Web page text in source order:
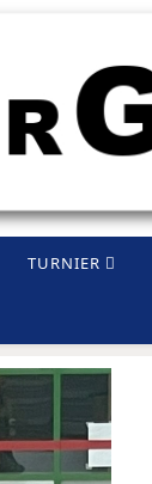
TURNIER